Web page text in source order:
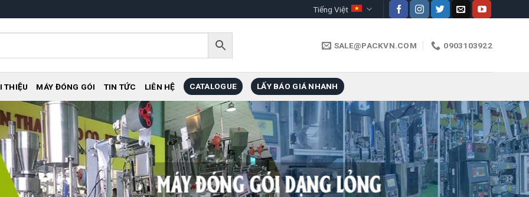
Tiếng Việt
SALE@PACKVN.COM 0903103922
THIỆU MÁY ĐÓNG GÓI TIN TỨC LIÊN HỆ CATALOGUE LẤY BÁO GIÁ NHANH